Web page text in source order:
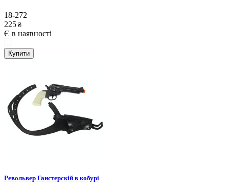
18-272
225 ₴
Є в наявності
Купити
Револьвер Ганстерскій в кобурі